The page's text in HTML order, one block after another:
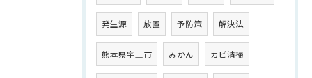
発生源 放置 予防策 解決法
熊本県宇土市 みかん カビ清掃